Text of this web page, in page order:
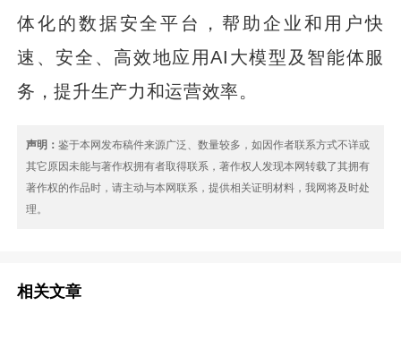
体化的数据安全平台，帮助企业和用户快
速、安全、高效地应用AI大模型及智能体服
务，提升生产力和运营效率。
声明：鉴于本网发布稿件来源广泛、数量较多，如因作者联系方式不详或
其它原因未能与著作权拥有者取得联系，著作权人发现本网转载了其拥有
著作权的作品时，请主动与本网联系，提供相关证明材料，我网将及时处
理。
相关文章